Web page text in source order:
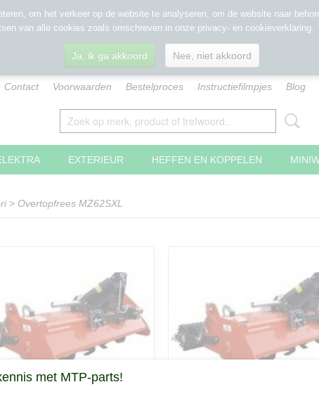
Contact Voorwaarden Bestelproces Instructiefilmpjes Blog
EXTERIEUR HEFFEN EN KOPPELEN
> Overtopfrees MZ62SXL
om het verkeer op de website te analyseren, om de website naar
van alle cookies zoals omschreven in onze privacy- en cookieverklaring.
Ja, ik ga akkoord Nee, niet akkoord
met MTP-parts!